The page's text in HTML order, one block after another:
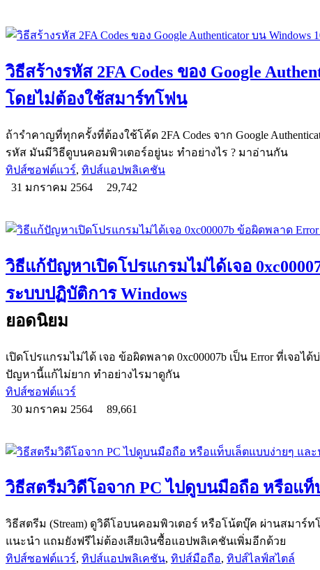
วิธีสร้างรหัส 2FA Codes ของ Google
โดยไม่ต้องใช้สมาร์ทโฟน
ถ้ารำคาญที่ทุกครั้งที่ต้องใช้โค้ด 2FA Codes จาก Google
รหัส มันมีวิธีดูบนคอมพิวเตอร์อยู่นะ ทำอย่างไร ? มาอ่านกัน
ทิปส์ซอฟต์แวร์, ทิปส์แอปพลิเคชัน
31 มกราคม 2564
29,742
วิธีแก้ปัญหาเปิดโปรแกรมไม่ได้เจอ
ระบบปฏิบัติการ Windows
ยอดนิยม
เปิดโปรแกรมไม่ได้ เจอ ข้อผิดพลาด 0xc00007b เป็น Error ที่เจอไ
ปัญหานี้แก้ไม่ยาก ทำอย่างไรมาดูกัน
ทิปส์ซอฟต์แวร์
30 มกราคม 2564
89,661
วิธีสตรีมวิดีโอจาก PC ไปดูบนมือถือ หรือแท็
วิธีสตรีม (Stream) ดูวิดีโอบนคอมพิวเตอร์ หรือโน้ตบุ๊ค ผ่านสมาร์
แนะนำ แถมยังฟรีไม่ต้องเสียเงินซื้อแอปพลิเคชันเพิ่มอีกด้วย
ทิปส์ซอฟต์แวร์, ทิปส์แอปพลิเคชัน, ทิปส์มือถือ, ทิปส์ไลฟ์สไตล์